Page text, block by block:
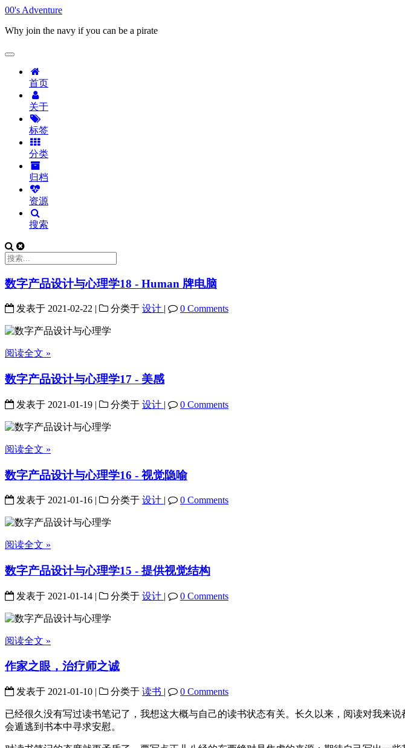
00's Adventure
Why join the navy if you can be a pirate
首页
关于
标签
分类
归档
资源
搜索
数字产品设计与心理学18 - Human 牌电脑
发表于 2021-02-22 | 分类于 设计 | 0 Comments
阅读全文 »
数字产品设计与心理学17 - 美感
发表于 2021-01-19 | 分类于 设计 | 0 Comments
阅读全文 »
数字产品设计与心理学16 - 视觉隐喻
发表于 2021-01-16 | 分类于 设计 | 0 Comments
阅读全文 »
数字产品设计与心理学15 - 提供视觉结构
发表于 2021-01-14 | 分类于 设计 | 0 Comments
阅读全文 »
作家之眼，治疗师之诚
发表于 2021-01-10 | 分类于 读书 | 0 Comments
已经很久没有写过读书笔记了，我想这大概与自己的读书状态有关。长久以来，阅读对我来
会遁逃到书本中寻求安慰。